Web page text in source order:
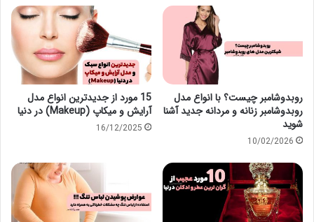
روبدوشامبر چیست؟ با انواع مدل
روبدوشامبر زنانه و مردانه جدید آشنا
شوید
10/02/2026
15 مورد از جدیدترین انواع مدل
آرایش و میکاپ (Makeup) در دنیا
16/12/2025